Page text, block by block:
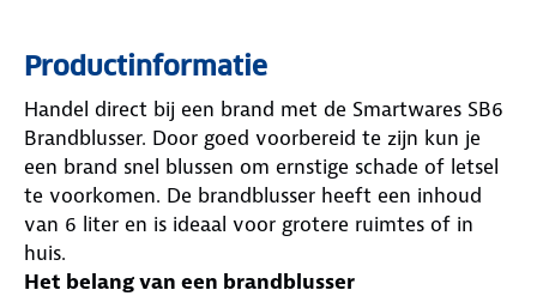
Productinformatie
Handel direct bij een brand met de Smartwares SB6
Brandblusser. Door goed voorbereid te zijn kun je
een brand snel blussen om ernstige schade of letsel
te voorkomen. De brandblusser heeft een inhoud
van 6 liter en is ideaal voor grotere ruimtes of in
huis.
Het belang van een brandblusser